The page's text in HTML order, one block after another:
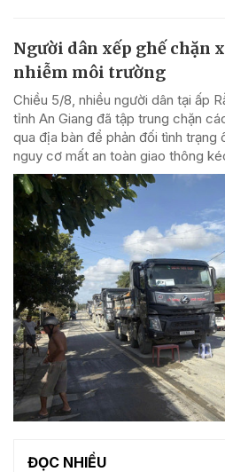
Người dân xếp ghế chặn
nhiễm môi trường
Chiều 5/8, nhiều người dân tại ấp
tỉnh An Giang đã tập trung chặn
qua địa bàn để phản đối tình trạng
nguy cơ mất an toàn giao thông
ĐỌC NHIỀU